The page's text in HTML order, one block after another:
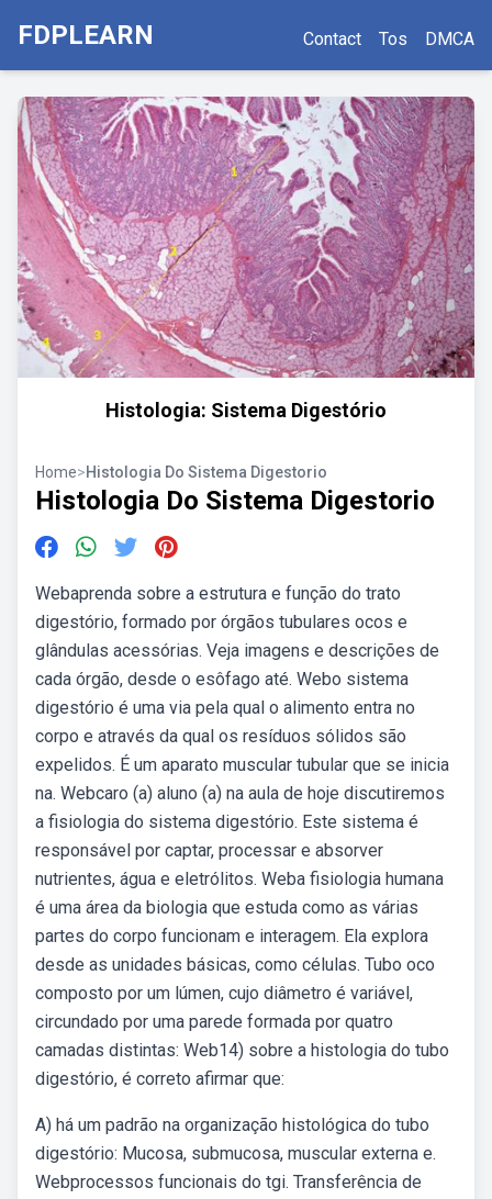
FDPLEARN Contact Tos DMCA
Histologia: Sistema Digestório
Home>Histologia Do Sistema Digestorio
Histologia Do Sistema Digestorio
Webaprenda sobre a estrutura e função do trato
digestório, formado por órgãos tubulares ocos e
glândulas acessórias. Veja imagens e descrições de
cada órgão, desde o esôfago até. Webo sistema
digestório é uma via pela qual o alimento entra no
corpo e através da qual os resíduos sólidos são
expelidos. É um aparato muscular tubular que se inicia
na. Webcaro (a) aluno (a) na aula de hoje discutiremos
a fisiologia do sistema digestório. Este sistema é
responsável por captar, processar e absorver
nutrientes, água e eletrólitos. Weba fisiologia humana
é uma área da biologia que estuda como as várias
partes do corpo funcionam e interagem. Ela explora
desde as unidades básicas, como células. Tubo oco
composto por um lúmen, cujo diâmetro é variável,
circundado por uma parede formada por quatro
camadas distintas: Web14) sobre a histologia do tubo
digestório, é correto afirmar que:
A) há um padrão na organização histológica do tubo
digestório: Mucosa, submucosa, muscular externa e.
Webprocessos funcionais do tgi. Transferência de